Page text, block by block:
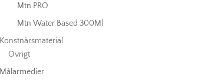
Mtn PRO
Mtn Water Based 300Ml
Konstnärsmaterial
Övrigt
Målarmedier